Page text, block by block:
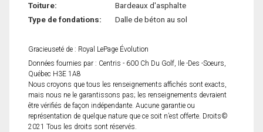
Toiture:
Bardeaux d'asphalte
Type de fondations:
Dalle de béton au sol
Gracieuseté de : Royal LePage Évolution
Données fournies par : Centris - 600 Ch Du Golf, Ile -Des -Soeurs,
Québec H3E 1A8
Nous croyons que tous les renseignements affichés sont exacts,
mais nous ne le garantissons pas; les renseignements devraient
être vérifiés de façon indépendante. Aucune garantie ou
représentation de quelque nature que ce soit n’est offerte. Droits©
2021 Tous les droits sont réservés.